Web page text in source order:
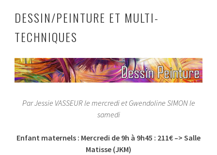
DESSIN/PEINTURE ET MULTI-
TECHNIQUES
Par Jessie VASSEUR le mercredi et Gwendoline SIMON le
samedi
Enfant maternels : Mercredi de 9h à 9h45 : 211€ –> Salle
Matisse (JKM)